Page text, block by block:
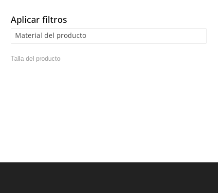
Aplicar filtros
Material del producto